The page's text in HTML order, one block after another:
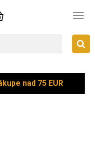
nad 75 EUR